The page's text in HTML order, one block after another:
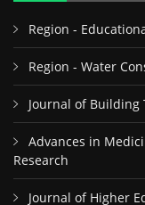
Region -
Region - Water
Journal of Building
Advances in
Research
Journal of Higher